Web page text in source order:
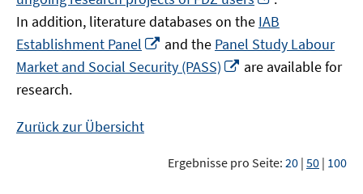
neuem
Fenster
öffnen
In addition, literature databases on the IAB
Establishment Panel
In
neuem
Fenster
and the Panel Study Labour
Market and Social Security (PASS)
In
are available for
research.
Zurück zur Übersicht
Ergebnisse pro Seite: 20 | 50 | 100